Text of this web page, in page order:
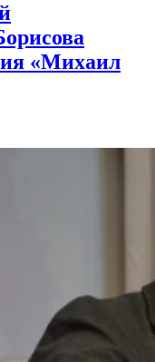
«Михаил